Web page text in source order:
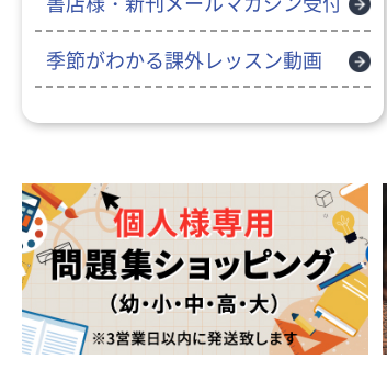
季節がわかる課外レッスン動画